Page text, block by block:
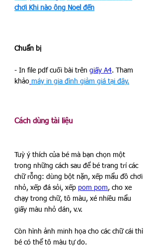
chơi Khi nào ông Noel đến
Chuẩn bị
- In file pdf cuối bài trên giấy A4. Tham
khảo máy in gia đình giảm giá tại đây.
Cách dùng tài liệu
Tuỳ ý thích của bé mà bạn chọn một
trong những cách sau để bé trang trí các
chữ rỗng: dùng bột nặn, xếp mẩu đồ chơi
nhỏ, xếp đá sỏi, xếp pom pom, cho xe
chạy trong chữ, tô màu, xé nhiều mẩu
giấy màu nhỏ dán, v.v.
Còn hình ảnh minh họa cho các chữ cái thì
bé có thể tô màu tự do.